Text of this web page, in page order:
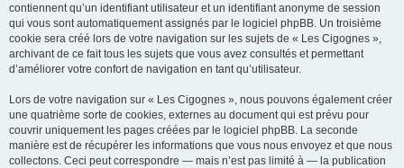
contiennent qu’un identifiant utilisateur et un identifiant anonyme de session
qui vous sont automatiquement assignés par le logiciel phpBB. Un troisième
cookie sera créé lors de votre navigation sur les sujets de « Les Cigognes »,
archivant de ce fait tous les sujets que vous avez consultés et permettant
d’améliorer votre confort de navigation en tant qu’utilisateur.
Lors de votre navigation sur « Les Cigognes », nous pouvons également créer
une quatrième sorte de cookies, externes au document qui est prévu pour
couvrir uniquement les pages créées par le logiciel phpBB. La seconde
manière est de récupérer les informations que vous nous envoyez et que nous
collectons. Ceci peut correspondre — mais n’est pas limité à — la publication